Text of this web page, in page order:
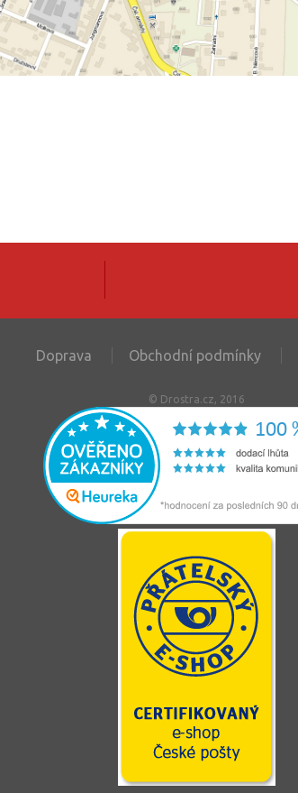
Doprava Obchodní podmínky
© Drostra.cz, 2016